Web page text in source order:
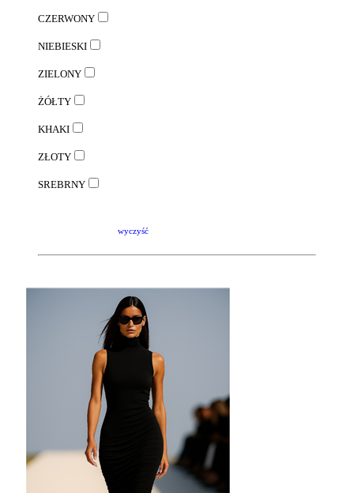
CZERWONY
NIEBIESKI
ZIELONY
ŻÓŁTY
KHAKI
ZŁOTY
SREBRNY
wyczyść